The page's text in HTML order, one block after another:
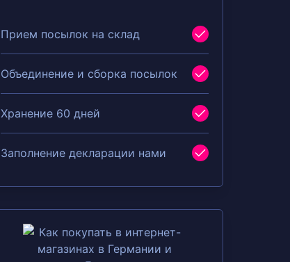
Прием посылок на склад
Объединение и сборка посылок
Хранение 60 дней
Заполнение декларации нами